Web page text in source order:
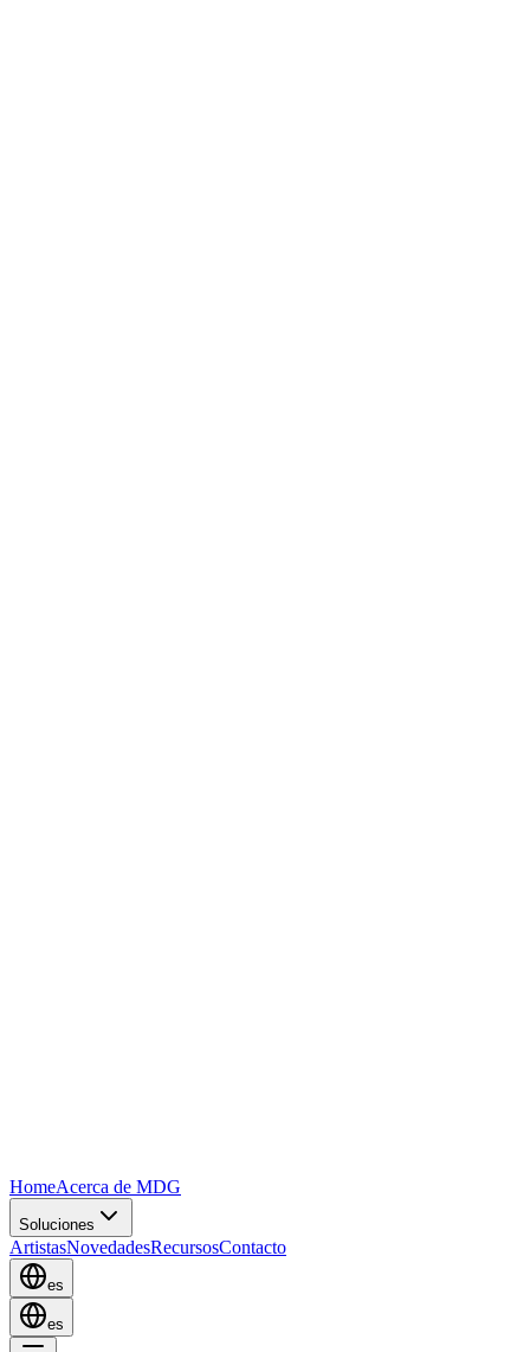
HomeAcerca de MDG
Soluciones
ArtistasNovedadesRecursosContacto
es
es